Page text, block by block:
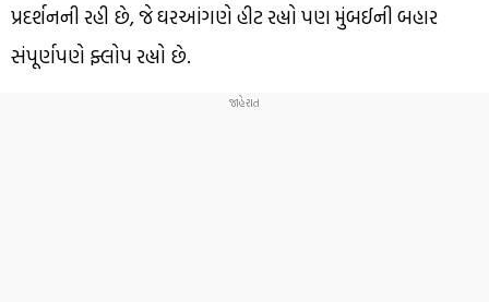
પ્રદર્શનની રહી છે, જે ઘરઆંગણે હીટ રહ્યો પણ મુંબઈની બહાર
સંપૂર્ણપણે ફ્લોપ રહ્યો છે.